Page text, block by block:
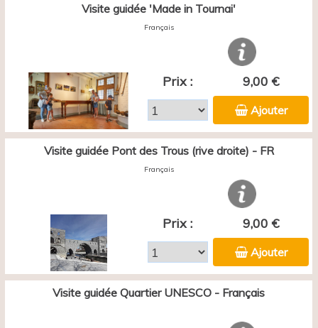
Visite guidée 'Made in Tournai'
Français
Prix : 9,00 €
Ajouter
Visite guidée Pont des Trous (rive droite) - FR
Français
Prix : 9,00 €
Ajouter
Visite guidée Quartier UNESCO - Français